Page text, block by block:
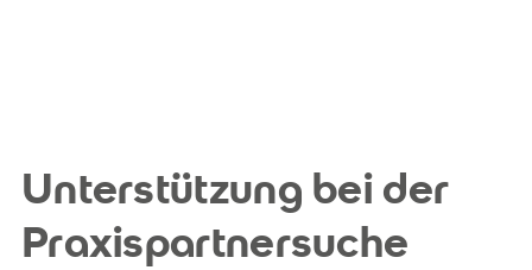
Unterstützung bei der
Praxispartnersuche